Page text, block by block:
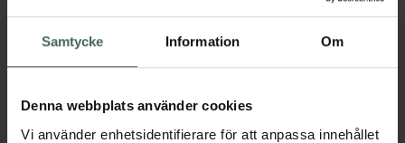
Samtycke Information Om
Denna webbplats använder cookies
Vi använder enhetsidentifierare för att anpassa innehållet
Köp via ditt recept
Aktuella erbjudanden